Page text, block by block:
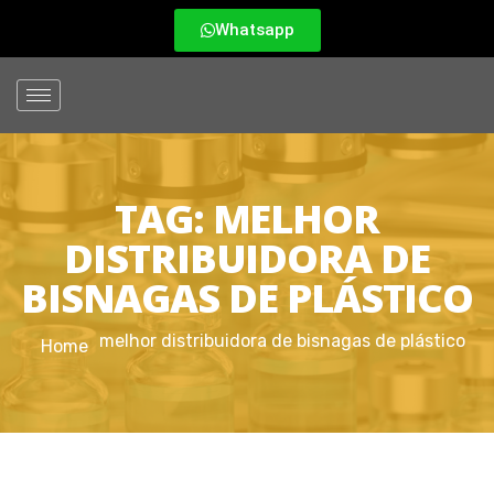
Whatsapp
TAG: MELHOR
DISTRIBUIDORA DE
BISNAGAS DE PLÁSTICO
Home melhor distribuidora de bisnagas de plástico